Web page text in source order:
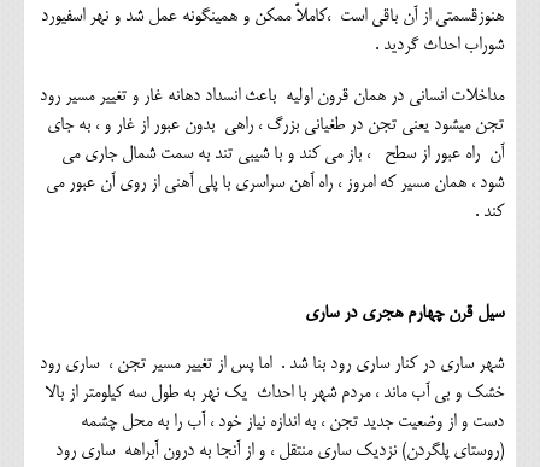
هنوزقسمتی از آن باقی است ،کاملاً ممکن و همینگونه عمل شد و نهر اسفیورد
شوراب احداث گردید .
مداخلات انسانی در همان قرون اولیه باعث انسداد دهانه غار و تغییر مسیر رود
تجن میشود یعنی تجن در طغیانی بزرگ ، راهی بدون عبور از غار و ، به جای
آن راه عبور از سطح ، باز می کند و با شیبی تند به سمت شمال جاری می
شود ، همان مسیر که امروز ، راه آهن سراسری با پلی آهنی از روی آن عبور می
کند .
سیل قرن چهارم هجری در ساری
شهر ساری در کنار ساری رود بنا شد . اما پس از تغییر مسیر تجن ، ساری رود
خشک و بی آب ماند ، مردم شهر با احداث یک نهر به طول سه کیلومتر از بالا
دست و از وضعیت جدید تجن ، به اندازه نیاز خود ، آب را به محل چشمه
(روستای پلگردن) نزدیک ساری منتقل ، و از آنجا به درون آبراهه ساری رود